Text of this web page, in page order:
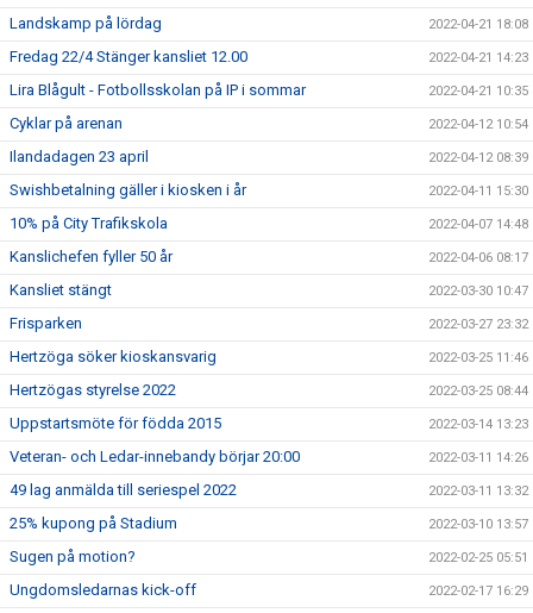
Landskamp på lördag 2022-04-21 18:08
Fredag 22/4 Stänger kansliet 12.00 2022-04-21 14:23
Lira Blågult - Fotbollsskolan på IP i sommar 2022-04-21 10:35
Cyklar på arenan 2022-04-12 10:54
Ilandadagen 23 april 2022-04-12 08:39
Swishbetalning gäller i kiosken i år 2022-04-11 15:30
10% på City Trafikskola 2022-04-07 14:48
Kanslichefen fyller 50 år 2022-04-06 08:17
Kansliet stängt 2022-03-30 10:47
Frisparken 2022-03-27 23:32
Hertzöga söker kioskansvarig 2022-03-25 11:46
Hertzögas styrelse 2022 2022-03-25 08:44
Uppstartsmöte för födda 2015 2022-03-14 13:23
Veteran- och Ledar-innebandy börjar 20:00 2022-03-11 14:26
49 lag anmälda till seriespel 2022 2022-03-11 13:32
25% kupong på Stadium 2022-03-10 13:57
Sugen på motion? 2022-02-25 05:51
Ungdomsledarnas kick-off 2022-02-17 16:29